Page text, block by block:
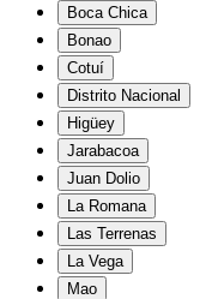
Boca Chica
Bonao
Cotuí
Distrito Nacional
Higüey
Jarabacoa
Juan Dolio
La Romana
Las Terrenas
La Vega
Mao